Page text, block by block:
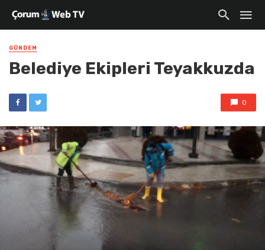
GÜNDEM
Belediye Ekipleri Teyakkuzda
0